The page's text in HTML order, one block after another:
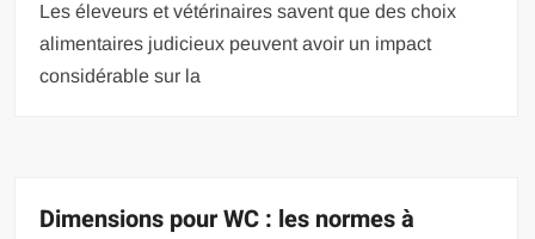
Les éleveurs et vétérinaires savent que des choix
alimentaires judicieux peuvent avoir un impact
considérable sur la
Dimensions pour WC : les normes à